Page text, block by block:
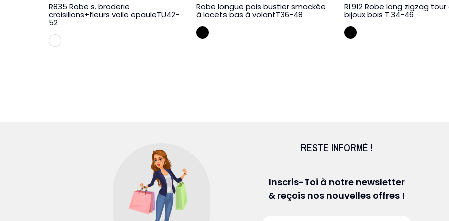
R835 Robe s. broderie
croisillons+fleurs voile epauleTU42-
52
BLANC
Robe longue pois bustier smockée
à lacets bas à volantT36-48
NOIR
RL912 Robe long zigzag
bijoux bois T.34-46
NOIR
RESTE INFORMÉ !
Inscris-Toi à notre newsletter
& reçois nos nouvelles offres !